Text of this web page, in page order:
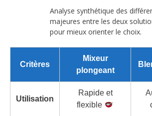
Analyse synthétique des
majeures entre les deux
pour mieux orienter le choix.
Critères
Mixeur
plongeant
Utilisation
Rapide et
flexible